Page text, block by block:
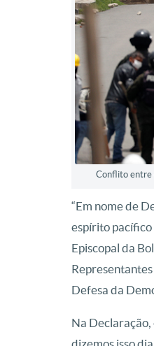
Conflito entre
“Em nome de
espírito pacífico
Episcopal da
Defesa da
Na Declaração,